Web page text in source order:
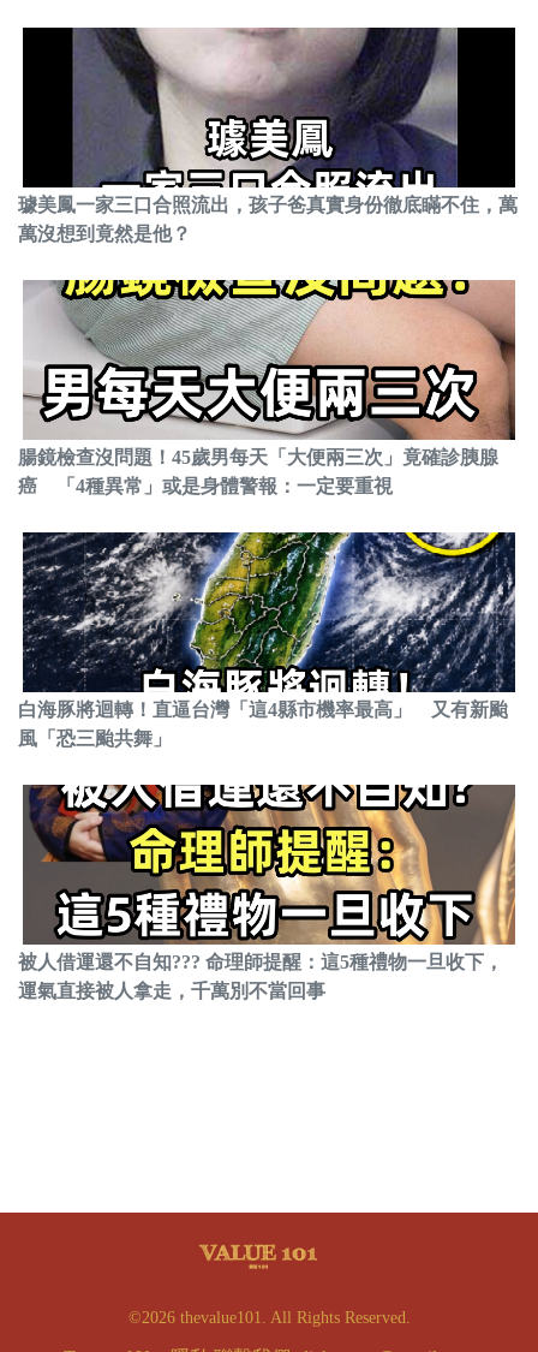
璩美鳳一家三口合照流出，孩子爸真實身份徹底瞞不住，萬
萬沒想到竟然是他？
腸鏡檢查沒問題！45歲男每天「大便兩三次」竟確診胰腺
癌 「4種異常」或是身體警報：一定要重視
白海豚將迴轉！直逼台灣「這4縣市機率最高」 又有新颱
風「恐三颱共舞」
被人借運還不自知??? 命理師提醒：這5種禮物一旦收下，
運氣直接被人拿走，千萬別不當回事
©2026 thevalue101. All Rights Reserved.